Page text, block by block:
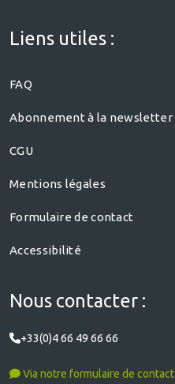
Liens utiles :
FAQ
Abonnement à la newsletter
CGU
Mentions légales
Formulaire de contact
Accessibilité
Nous contacter :
+33(0)4 66 49 66 66
Via notre formulaire de contact